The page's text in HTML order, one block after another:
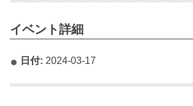
イベント詳細
日付: 2024-03-17